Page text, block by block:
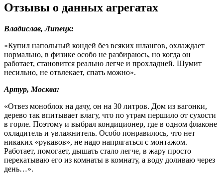
Отзывы о данных агрегатах
Владислав, Липецк:
«Купил напольный кондей без всяких шлангов, охлаждает
нормально, в физике особо не разбираюсь, но когда он
работает, становится реально легче и прохладней. Шумит
несильно, не отвлекает, спать можно».
Артур, Москва:
«Отвез моноблок на дачу, он на 30 литров. Дом из вагонки,
дерево так впитывает влагу, что по утрам першило от сухости
в горле. Поэтому и выбрал кондиционер, где в одном флаконе
охладитель и увлажнитель. Особо понравилось, что нет
никаких «рукавов», не надо напрягаться с монтажом.
Работает, помогает, дышать стало легче, в жару просто
перекатываю его из комнаты в комнату, а воду доливаю через
день…».